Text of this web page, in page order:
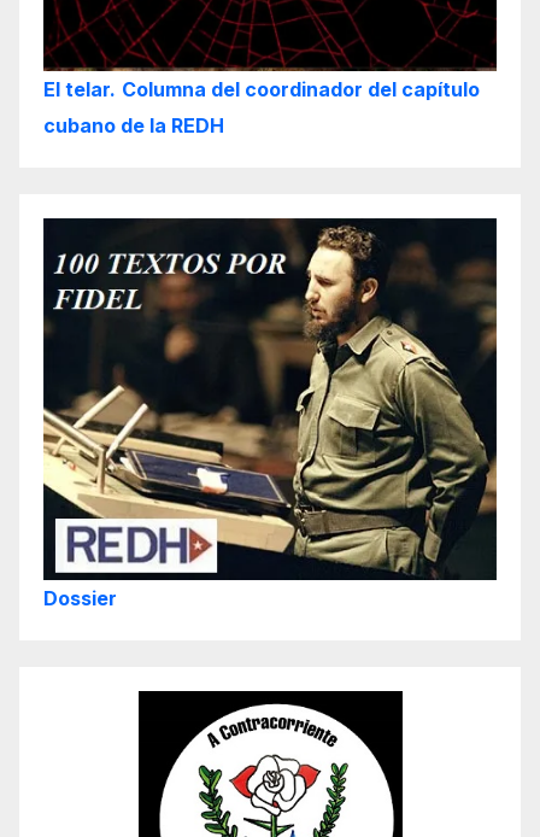
El telar. Columna del coordinador del capítulo
cubano de la REDH
Dossier